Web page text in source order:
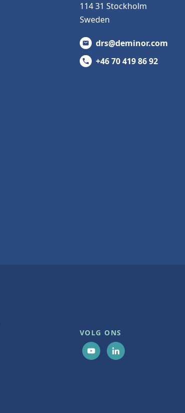
114 31 Stockholm
Sweden
drs@deminor.com
+46 70 419 86 92
VOLG ONS